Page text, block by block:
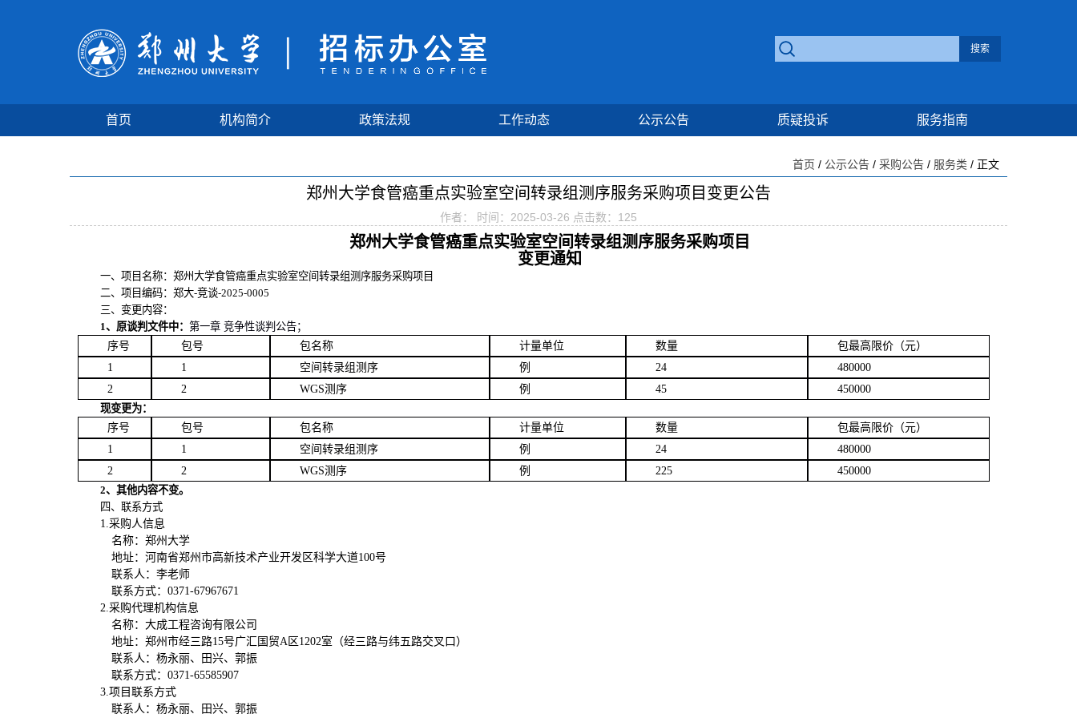
首页 机构简介 政策法规 工作动态 公示公告 质疑投诉 服务指南
首页 / 公示公告 / 采购公告 / 服务类 / 正文
郑州大学食管癌重点实验室空间转录组测序服务采购项目变更公告
作者： 时间：2025-03-26 点击数： 125
郑州大学食管癌重点实验室空间转录组测序服务采购项目
变更通知
一、 项目名称：郑州大学食管癌重点实验室空间转录组测序服务采购项目
二、项目编码：郑大-竞谈-2025-0005
三、 变更内容：
1、原谈判 文件中： 第一章竞争性谈判公告；
序号
包号 包名称 计量单位 数量
包最高限价（元）
1
1 空间转录组测序 例 24
480000
2
2 WGS测序 例 45
450000
现变更为：
序号
包号 包名称 计量单位 数量
包最高限价（元）
1
1 空间转录组测序 例 24
480000
2
2 WGS测序 例 225
450000
2、 其他内容不变。
四 、联系方式
1.采购人信息
名称：郑州大学
地址：河南省郑州市高新技术产业开发区科学大道100号
联系人： 李老师
联系方式： 0371-67967671
2.采购代理机构信息
名称： 大成工程咨询有限公司
地址： 郑州市经三路15号广汇国贸A区 1202室（经三路与纬五路交叉口）
联系人： 杨永丽、田兴、郭振
联系方式： 0371-65585907
3.项目联系方式
联系人： 杨永丽、田兴、郭振